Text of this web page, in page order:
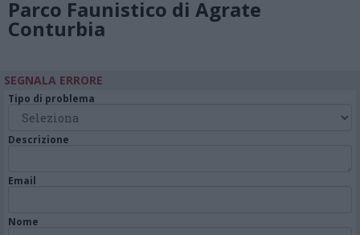
Parco Faunistico di Agrate
Conturbia
SEGNALA ERRORE
Tipo di problema
Descrizione
Email
Nome